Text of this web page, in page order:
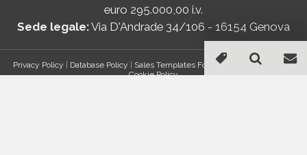
euro 295.000,00 i.v.
Sede legale:Via D'Andrade 34/106 - 16154 Genova
Privacy Policy | Database Policy | Sales Templates For Gmail - AddOn Policy|
Cookie Policy